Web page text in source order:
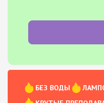
БЕЗ ВОДЫ